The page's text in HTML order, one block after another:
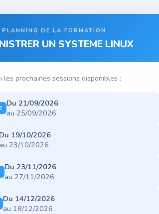
PLANNING DE LA FORMATION
UN SYSTEME LINUX
les prochaines sessions disponibles :
Du 21/09/2026
au 25/09/2026
Du 19/10/2026
au 23/10/2026
Du 23/11/2026
au 27/11/2026
Du 14/12/2026
au 18/12/2026